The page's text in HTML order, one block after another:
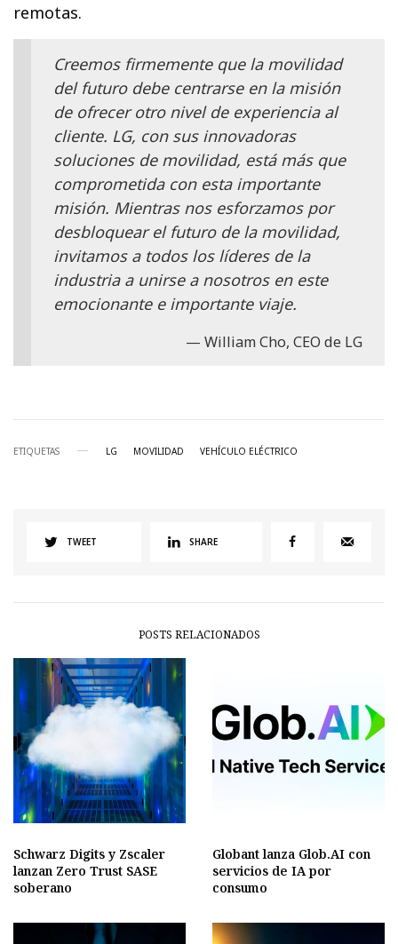
remotas.
Creemos firmemente que la movilidad
del futuro debe centrarse en la misión
de ofrecer otro nivel de experiencia al
cliente. LG, con sus innovadoras
soluciones de movilidad, está más que
comprometida con esta importante
misión. Mientras nos esforzamos por
desbloquear el futuro de la movilidad,
invitamos a todos los líderes de la
industria a unirse a nosotros en este
emocionante e importante viaje.
William Cho, CEO de LG
ETIQUETAS LG MOVILIDAD VEHÍCULO ELÉCTRICO
TWEET SHARE
POSTS RELACIONADOS
Schwarz Digits y Zscaler
lanzan Zero Trust SASE
soberano
Globant lanza Glob.AI con
servicios de IA por
consumo